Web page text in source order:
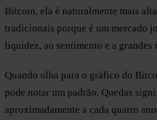
Bitcoin, ela é naturalmente mais
tradicionais porque é um mercado
liquidez, ao sentimento e a grandes
Quando olha para o gráfico do
pode notar um padrão. Quedas
aproximadamente a cada quatro